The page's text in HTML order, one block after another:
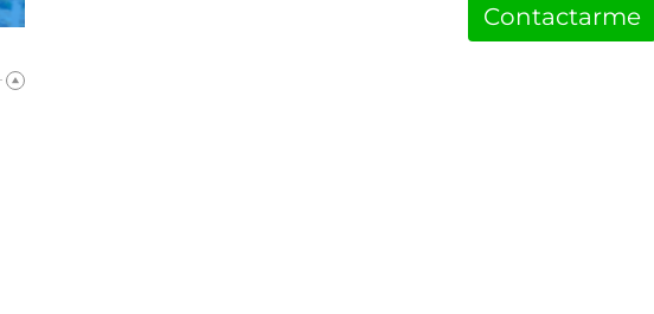
Contactarme